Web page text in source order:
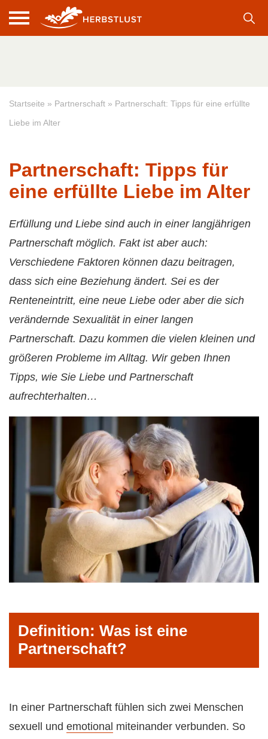
Startseite » Partnerschaft » Partnerschaft: Tipps für eine erfüllte
Liebe im Alter
Partnerschaft: Tipps für
eine erfüllte Liebe im Alter
Erfüllung und Liebe sind auch in einer langjährigen
Partnerschaft möglich. Fakt ist aber auch:
Verschiedene Faktoren können dazu beitragen,
dass sich eine Beziehung ändert. Sei es der
Renteneintritt, eine neue Liebe oder aber die sich
verändernde Sexualität in einer langen
Partnerschaft. Dazu kommen die vielen kleinen und
größeren Probleme im Alltag. Wir geben Ihnen
Tipps, wie Sie Liebe und Partnerschaft
aufrechterhalten…
Definition: Was ist eine
Partnerschaft?
In einer Partnerschaft fühlen sich zwei Menschen
sexuell und emotional miteinander verbunden. So